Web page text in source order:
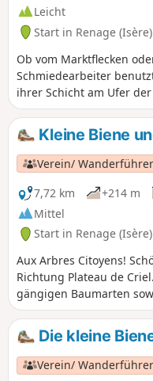
Leicht
Start in Renage (Isère)
Ob vom Marktflecken
Schmiedearbeiter
ihrer Schicht am Ufer
oder dorthin
Gebäude erkennen, die
handwerklichen und
der Fure dokumentieren.
Kleine Biene
Verein/
7,72 km
+214 m
Mittel
Start in Renage (Isère)
Aux Arbres Citoyens!
Richtung Plateau de
gängigen Baumarten
Auf den Bergrücken
Gipfel des Vercors und
veranschaulicht eine
Unterholz den Chemin
dann durch den Parc de
Die kleine
Verein/